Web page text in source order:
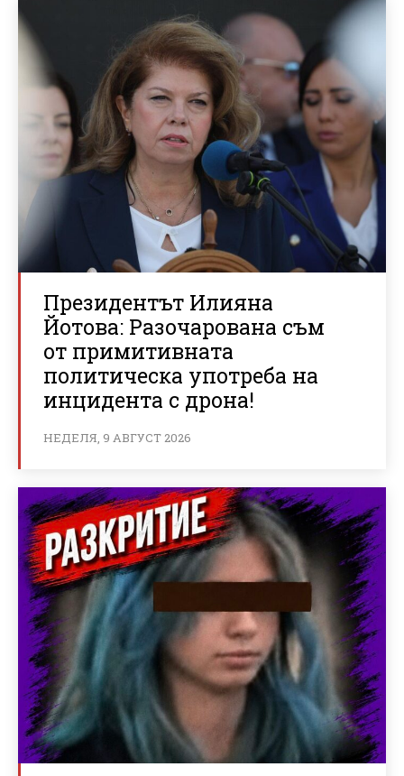
Президентът Илияна
Йотова: Разочарована съм
от примитивната
политическа употреба на
инцидента с дрона!
НЕДЕЛЯ, 9 АВГУСТ 2026